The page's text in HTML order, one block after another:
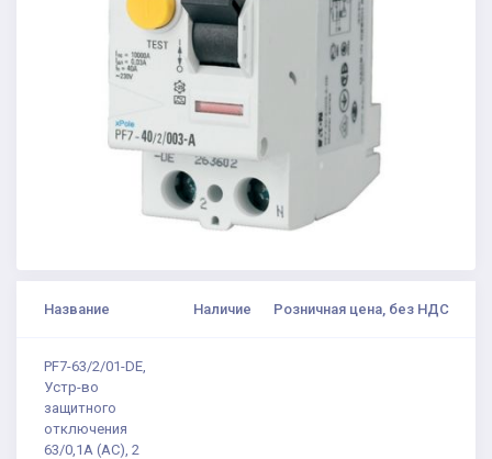
Название Наличие Розничная цена, без НДС
PF7-63/2/01-DE,
Устр-во
защитного
отключения
63/0,1А (АС), 2